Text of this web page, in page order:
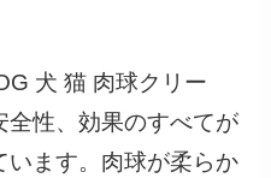
犬 猫 肉球クリー
全性、効果のすべてが
います。肉球が柔らか